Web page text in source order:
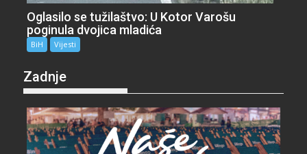
Oglasilo se tužilaštvo: U Kotor Varošu
poginula dvojica mladića
BiH Vijesti
Zadnje